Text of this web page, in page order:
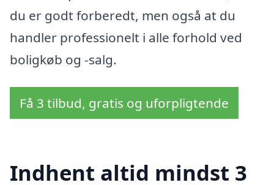
du er godt forberedt, men også at du
handler professionelt i alle forhold ved
boligkøb og -salg.
Få 3 tilbud, gratis og uforpligtende
Indhent altid mindst 3